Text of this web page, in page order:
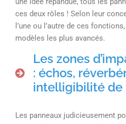
ces deux rôles ! Selon leur
l’une ou l’autre de ces
modèles les plus avancés.
Les zones
: échos,
intelligibilité de
Les panneaux judicieusement